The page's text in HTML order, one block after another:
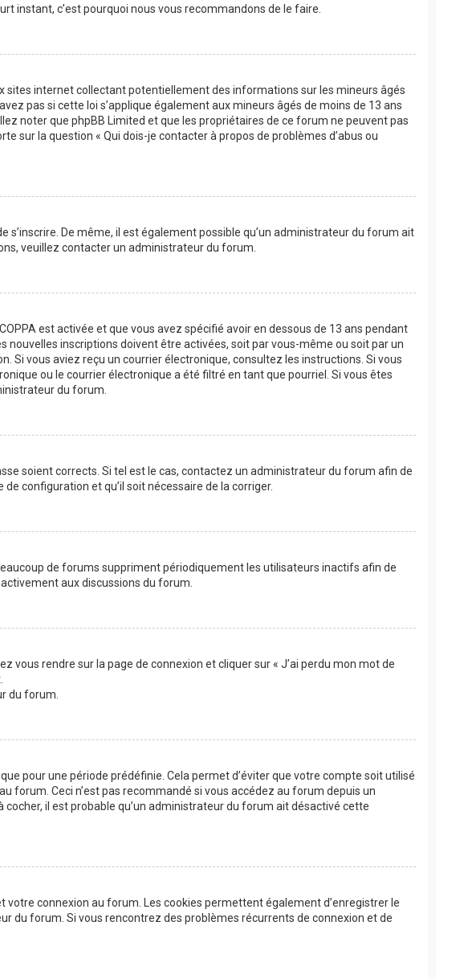
instant, c’est pourquoi nous vous recommandons de le faire.
sites internet collectant potentiellement des informations sur les mineurs âgés
pas si cette loi s’applique également aux mineurs âgés de moins de 13 ans
noter que phpBB Limited et que les propriétaires de ce forum ne peuvent pas
sur la question « Qui dois-je contacter à propos de problèmes d’abus ou
s’inscrire. De même, il est également possible qu’un administrateur du forum ait
veuillez contacter un administrateur du forum.
est activée et que vous avez spécifié avoir en dessous de 13 ans pendant
nouvelles inscriptions doivent être activées, soit par vous-même ou soit par un
vous aviez reçu un courrier électronique, consultez les instructions. Si vous
ou le courrier électronique a été filtré en tant que pourriel. Si vous êtes
du forum.
soient corrects. Si tel est le cas, contactez un administrateur du forum afin de
configuration et qu’il soit nécessaire de la corriger.
de forums suppriment périodiquement les utilisateurs inactifs afin de
aux discussions du forum.
vous rendre sur la page de connexion et cliquer sur « J’ai perdu mon mot de
du forum.
pour une période prédéfinie. Cela permet d’éviter que votre compte soit utilisé
forum. Ceci n’est pas recommandé si vous accédez au forum depuis un
il est probable qu’un administrateur du forum ait désactivé cette
connexion au forum. Les cookies permettent également d’enregistrer le
du forum. Si vous rencontrez des problèmes récurrents de connexion et de